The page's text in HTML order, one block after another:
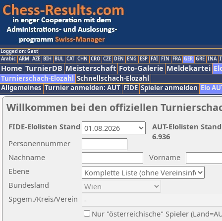
Logged on: Gast
Arabic ARM AZE BIH BUL CAT CHN CRO CZE DEN ENG ESP FAI FIN FRA GER GRE INA
Home TurnierDB Meisterschaft Foto-Galerie Meldekartei
Turnierschach-Elozahl Schnellschach-Elozahl
Allgemeines Turnier anmelden: AUT FIDE Spieler anmelden Elo
Willkommen bei den offiziellen
Nachname
Vorname
Ebene
Personennummer
Bundesland
Spgem./Kreis/Verein
Nur "österreichische" Spieler
AUT-Elolisten
6.936
FIDE-Elolisten Stand